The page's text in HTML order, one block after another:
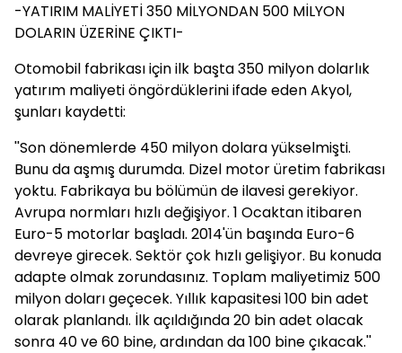
-YATIRIM MALİYETİ 350 MİLYONDAN 500 MİLYON
DOLARIN ÜZERİNE ÇIKTI-
Otomobil fabrikası için ilk başta 350 milyon dolarlık
yatırım maliyeti öngördüklerini ifade eden Akyol,
şunları kaydetti:
''Son dönemlerde 450 milyon dolara yükselmişti.
Bunu da aşmış durumda. Dizel motor üretim fabrikası
yoktu. Fabrikaya bu bölümün de ilavesi gerekiyor.
Avrupa normları hızlı değişiyor. 1 Ocaktan itibaren
Euro-5 motorlar başladı. 2014'ün başında Euro-6
devreye girecek. Sektör çok hızlı gelişiyor. Bu konuda
adapte olmak zorundasınız. Toplam maliyetimiz 500
milyon doları geçecek. Yıllık kapasitesi 100 bin adet
olarak planlandı. İlk açıldığında 20 bin adet olacak
sonra 40 ve 60 bine, ardından da 100 bine çıkacak.''